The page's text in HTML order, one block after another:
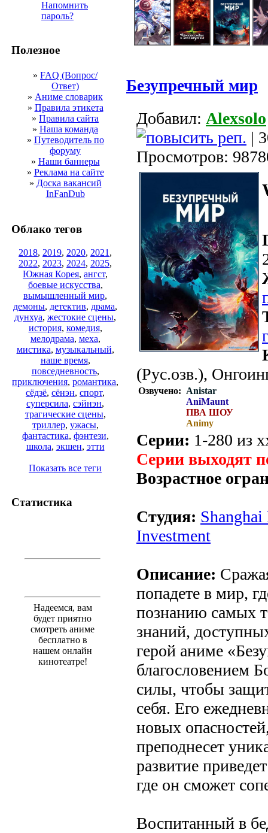
Напомнить
пароль?
Полезное
» FAQ (Вопрос/
Ответ)
» Аниме словарик
» Правила этикета
» Правила сайта
» Наша команда
» Путеводитель по
форуму
» Наши баннеры
» Реклама на сайте
» Доска вакансий
InFanDub
Облако тегов
2018, 2019, 2020, 2021 ,
2022, 2023, 2024, 2025,
Южная Корея, ангст,
боевые искусства,
вымышленный мир,
демоны, детектив, драма,
дунхуа, жестокие сцены,
история, комедия,
мелодрама, меха,
мистика, музыкальный,
наше время,
повседневность,
приключения, романтика,
сёдзё, сёнэн, спорт,
суперсила, сэйнэн,
трагические сцены,
триллер, ужасы,
фантастика, фэнтези,
школа, экшен, этти
Показать все теги
Статистика
Надеемся, вам
будет приятно
смотреть аниме
бесплатно в
нашем онлайн
кинотеатре!
Безупречный мир
Добавил: Alexsolo
|
Просмотров:
(Рус.озв.),
Озвучено: Anistar
AniMaunt
ПВА ШОУ
Animy
Серии: 1-280 из
Серии выходят
Возрастное
Студия:
Investment
Описание:
попадете в мир,
познанию самых
знаний,
герой аниме
благословением
силы, чтобы
себя. Его
новых
преподнесет
развитие
где он сможет
Воспитанный в